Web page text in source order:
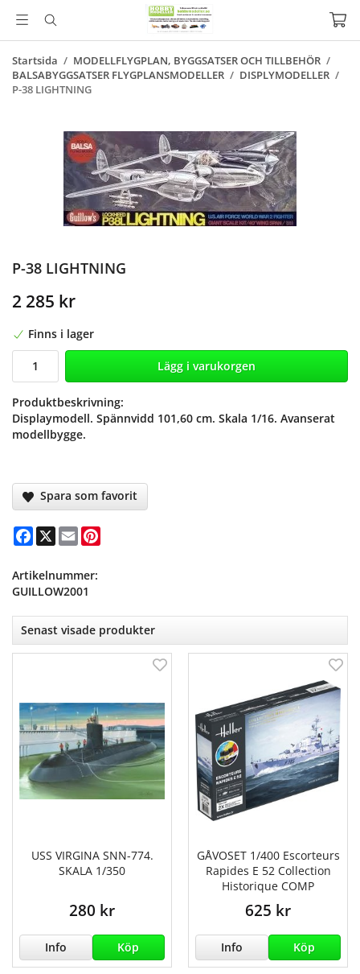
Startsida / MODELLFLYGPLAN, BYGGSATSER OCH TILLBEHÖR /
BALSABYGGSATSER FLYGPLANSMODELLER / DISPLYMODELLER /
P-38 LIGHTNING
P-38 LIGHTNING
2 285 kr
Finns i lager
Lägg i varukorgen
Produktbeskrivning:
Displaymodell. Spännvidd 101,60 cm. Skala 1/16. Avanserat
modellbygge.
Spara som favorit
Facebook
X Email
Artikelnummer:
GUILLOW2001
Senast visade produkter
USS VIRGINA SNN-774.
SKALA 1/350
280 kr
Info Köp
GÅVOSET 1/400 Escorteurs
Rapides E 52 Collection
Historique COMP
625 kr
Info Köp